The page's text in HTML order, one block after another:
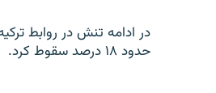
در ادامه تنش در روابط
حدود ۱۸ درصد سقوط کرد.